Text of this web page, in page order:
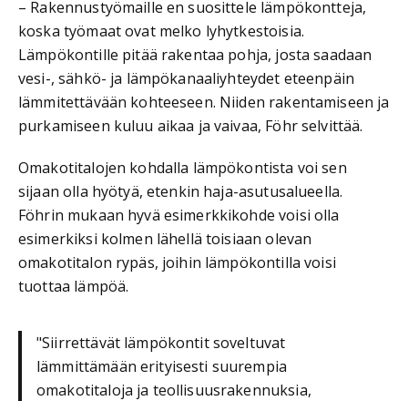
– Rakennustyömaille en suosittele lämpökontteja,
koska työmaat ovat melko lyhytkestoisia.
Lämpökontille pitää rakentaa pohja, josta saadaan
vesi-, sähkö- ja lämpökanaaliyhteydet eteenpäin
lämmitettävään kohteeseen. Niiden rakentamiseen ja
purkamiseen kuluu aikaa ja vaivaa, Föhr selvittää.
Omakotitalojen kohdalla lämpökontista voi sen
sijaan olla hyötyä, etenkin haja-asutusalueella.
Föhrin mukaan hyvä esimerkkikohde voisi olla
esimerkiksi kolmen lähellä toisiaan olevan
omakotitalon rypäs, joihin lämpökontilla voisi
tuottaa lämpöä.
"Siirrettävät lämpökontit soveltuvat
lämmittämään erityisesti suurempia
omakotitaloja ja teollisuusrakennuksia,